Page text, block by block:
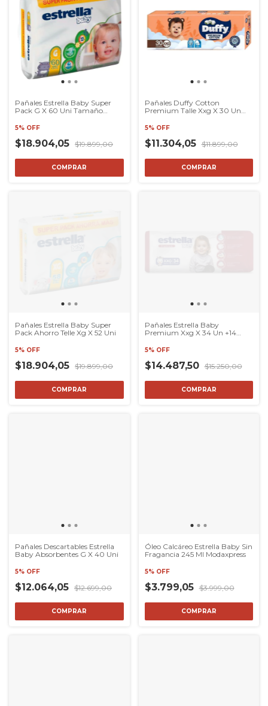
Pañales Estrella Baby Super
Pack G X 60 Uni Tamaño
5% OFF
$18.904,05 $19.899,00
COMPRAR
Pañales Duffy Cotton
Premium Talle Xxg X 30 Un
5% OFF
$11.304,05 $11.899,00
COMPRAR
Pañales Estrella Baby Super
Pack Ahorro Telle Xg X 52 Uni
5% OFF
$18.904,05 $19.899,00
COMPRAR
Pañales Estrella Baby
Premium Xxg X 34 Un +14
5% OFF
$14.487,50 $15.250,00
COMPRAR
Pañales Descartables Estrella
Baby Absorbentes G X 40 Uni
5% OFF
$12.064,05 $12.699,00
COMPRAR
Óleo Calcáreo Estrella Baby Sin
Fragancia 245 Ml Modaxpress
5% OFF
$3.799,05 $3.999,00